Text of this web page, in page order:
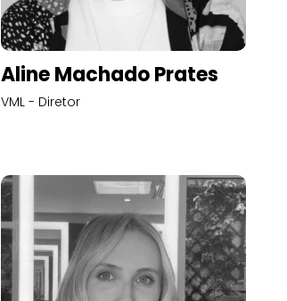
Aline Machado Prates
VML - Diretor